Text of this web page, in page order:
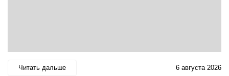
Читать дальше 6 августа 2026